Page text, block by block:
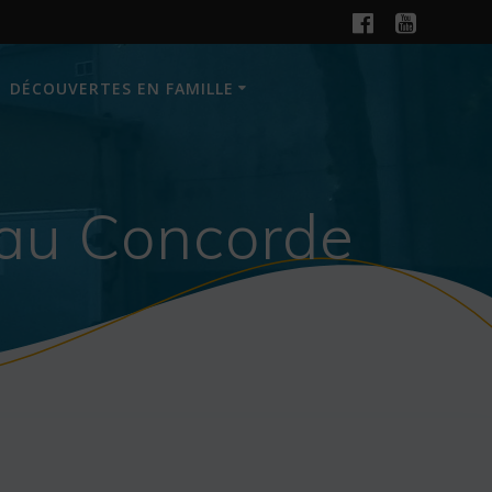
DÉCOUVERTES EN FAMILLE
Concorde